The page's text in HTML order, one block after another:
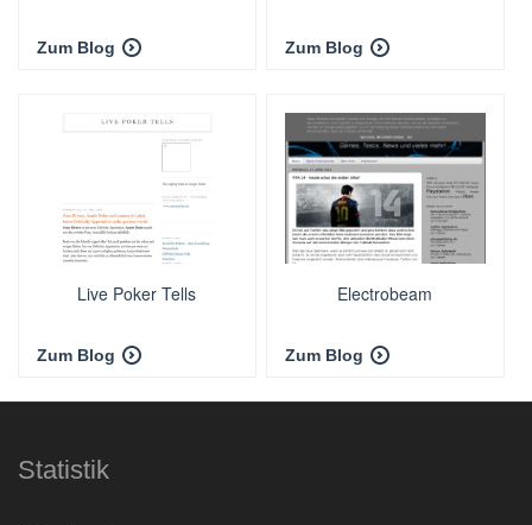
Zum Blog Zum Blog
Live Poker Tells
Zum Blog
Electrobeam
Zum Blog
Statistik